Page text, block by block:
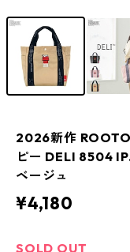
2026新作
ピー DELI 8504
ベージュ
¥4,180
SOLD OUT